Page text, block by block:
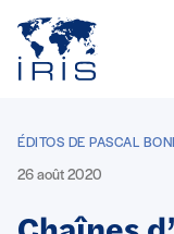
Aller au contenu
ÉDITOS DE PASCAL
26 août 2020